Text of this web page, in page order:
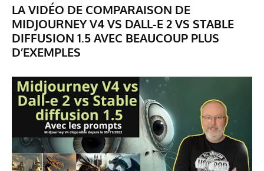
LA VIDÉO DE COMPARAISON DE
MIDJOURNEY V4 VS DALL-E 2 VS STABLE
DIFFUSION 1.5 AVEC BEAUCOUP PLUS
D’EXEMPLES